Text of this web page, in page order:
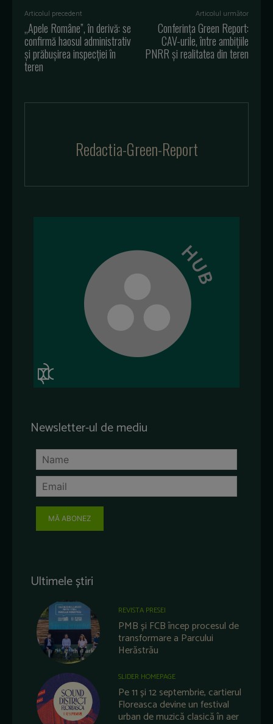
Articolul precedent
„Apele Române”, în derivă: se
confirmă haosul administrativ
și prăbușirea inspecției în
teren
Articolul următor
Conferința Green Report:
CAV-urile, între ambițiile
PNRR și realitatea din teren
Redactia-Green-Report
Newsletter-ul de mediu
MĂ ABONEZ
Ultimele știri
REVISTA PRESEI
PMB și FCB încep procesul de
transformare a Parcului
Herăstrău
SLIDER HOMEPAGE
Pe 11 și 12 septembrie, cartierul
Floreasca devine un festival
urban de muzică clasică în aer